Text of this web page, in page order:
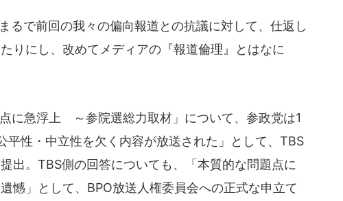
るで前回の我々の偏向報道との抗議に対して、仕返し
りにし、改めてメディアの『報道倫理』とはなに
に急浮上 ～参院選総力取材」について、参政党は1
平性・中立性を欠く内容が放送された」として、TBS
出。TBS側の回答についても、「本質的な問題点に
憾」として、BPO放送人権委員会への正式な申立て